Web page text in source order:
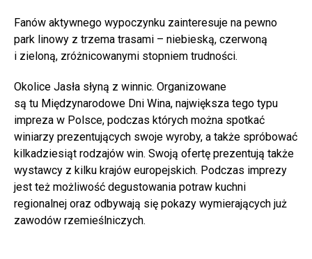
Fanów aktywnego wypoczynku zainteresuje na pewno
park linowy z trzema trasami – niebieską, czerwoną
i zieloną, zróżnicowanymi stopniem trudności.
Okolice Jasła słyną z winnic. Organizowane
są tu Międzynarodowe Dni Wina, największa tego typu
impreza w Polsce, podczas których można spotkać
winiarzy prezentujących swoje wyroby, a także spróbować
kilkadziesiąt rodzajów win. Swoją ofertę prezentują także
wystawcy z kilku krajów europejskich. Podczas imprezy
jest też możliwość degustowania potraw kuchni
regionalnej oraz odbywają się pokazy wymierających już
zawodów rzemieślniczych.